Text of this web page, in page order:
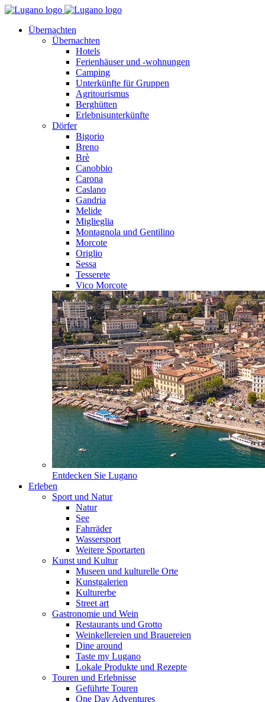
Übernachten
Übernachten
Hotels
Ferienhäuser und -wohnungen
Camping
Unterkünfte für Gruppen
Agritourismus
Berghütten
Erlebnisunterkünfte
Dörfer
Bigorio
Breno
Brè
Canobbio
Carona
Caslano
Gandria
Melide
Miglieglia
Montagnola und Gentilino
Morcote
Origlio
Sessa
Tesserete
Vico Morcote
Entdecken Sie Lugano
Erleben
Sport und Natur
Natur
See
Fahrräder
Wassersport
Weitere Sportarten
Kunst und Kultur
Museen und kulturelle Orte
Kunstgalerien
Kulturerbe
Street art
Gastronomie und Wein
Restaurants und Grotto
Weinkellereien und Brauereien
Dine around
Taste my Lugano
Lokale Produkte und Rezepte
Touren und Erlebnisse
Geführte Touren
One Day Adventures